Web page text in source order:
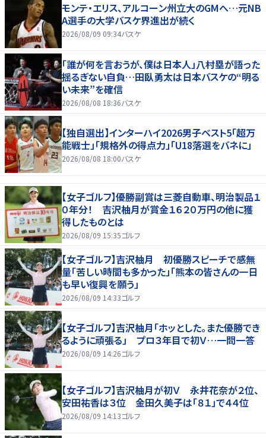
モンテ・エリス、アルコーン州立大のGMへ…元NB
A選手の大学バスケ界進出が続く
2026/08/09 09:34バスケ
「誰が何を言おうが、僕は日本人」八村塁が語った
揺るぎない自負…田臥勇太は日本バスケの“明る
い未来”を確信
2026/08/08 18:36バスケ
【独自選出】インターハイ2026男子ベスト5「超万
能戦士」「規格外の得点力」「U18落選をバネに」
2026/08/08 18:00バスケ
【女子ゴルフ】優勝副賞は三菱自動車、明治製品１
０年分！ 吉沢柚月が賞金１６２０万円の他に獲
得したものとは
2026/08/09 15:35ゴルフ
【女子ゴルフ】吉沢柚月 初優勝スピーチで感無
量「苦しい時間も多かった」「熊本の皆さんの一日
も早い復興を願う」
2026/08/09 14:33ゴルフ
【女子ゴルフ】吉沢柚月「ホッとした。また優勝でき
るように頑張る」 プロ３年目で初Ｖ…一問一答
2026/08/09 14:26ゴルフ
【女子ゴルフ】吉沢柚月が初Ｖ 永井花奈が２位、
安田祐香は３位 金田久美子は「８１」で４４位
2026/08/09 14:13ゴルフ